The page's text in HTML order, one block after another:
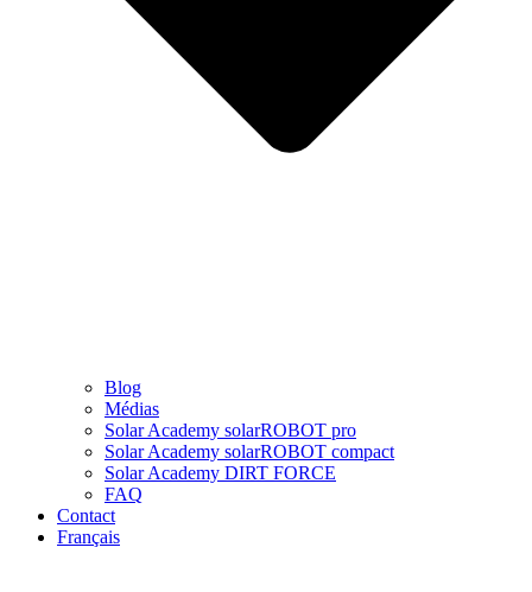
Blog
Médias
Solar Academy solarROBOT pro
Solar Academy solarROBOT compact
Solar Academy DIRT FORCE
FAQ
Contact
Français